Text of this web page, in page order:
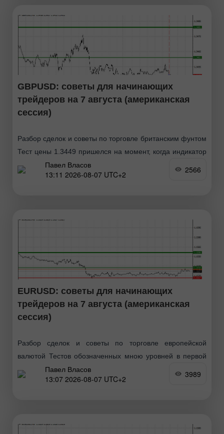
GBPUSD: советы для начинающих
трейдеров на 7 августа (американская
сессия)
Разбор сделок и советы по торговле британским фунтом
Тест цены 1.3449 пришелся на момент, когда индикатор
MACD только начинал движение вниз от нулевой
отметки, что стало подтверждением правильной точки
Павел Власов
13:11 2026-08-07 UTC+2
2566
EURUSD: советы для начинающих
трейдеров на 7 августа (американская
сессия)
Разбор сделок и советы по торговле европейской
валютой Тестов обозначенных мною уровней в первой
половине дня не произошло, так как трейдеры взяли
паузу перед важными данными. Все это говорит
Павел Власов
13:07 2026-08-07 UTC+2
3989